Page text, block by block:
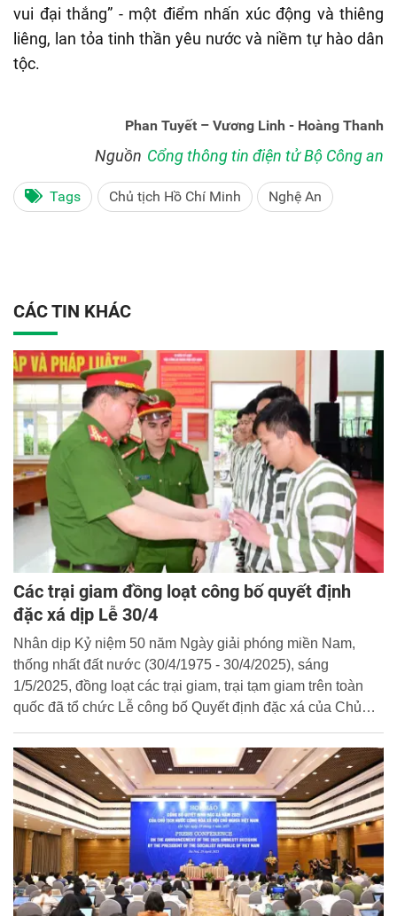
vui đại thắng” - một điểm nhấn xúc động và thiêng
liêng, lan tỏa tinh thần yêu nước và niềm tự hào dân
tộc.
Phan Tuyết – Vương Linh - Hoàng Thanh
Nguồn Cổng thông tin điện tử Bộ Công an
Tags Chủ tịch Hồ Chí Minh Nghệ An
CÁC TIN KHÁC
Các trại giam đồng loạt công bố quyết định
đặc xá dịp Lễ 30/4
Nhân dịp Kỷ niệm 50 năm Ngày giải phóng miền Nam,
thống nhất đất nước (30/4/1975 - 30/4/2025), sáng
1/5/2025, đồng loạt các trại giam, trại tạm giam trên toàn
quốc đã tổ chức Lễ công bố Quyết định đặc xá của Chủ